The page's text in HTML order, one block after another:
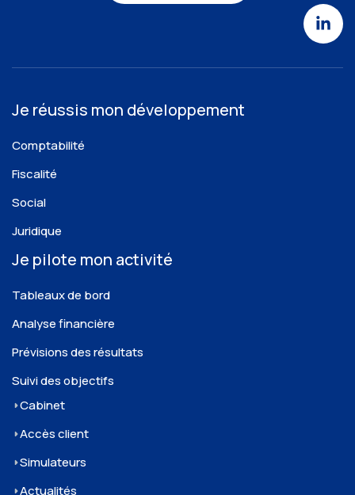
Je réussis mon développement
Comptabilité
Fiscalité
Social
Juridique
Je pilote mon activité
Tableaux de bord
Analyse financière
Prévisions des résultats
Suivi des objectifs
Cabinet
Accès client
Simulateurs
Actualités